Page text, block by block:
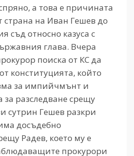
а това е причината
страна на Иван Гешев до
съд относно казуса с
глава. Вчера
поиска от КС да
конституцията, който
за импийчмънт и
за разследване срещу
сутрин Гешев разкри
досъдебно
Радев, което му е
прокурори